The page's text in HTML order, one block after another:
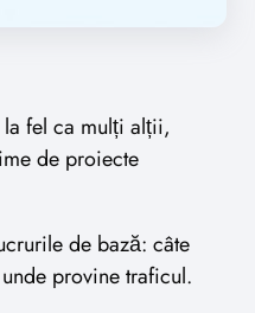
fel ca mulți alții,
de proiecte
de bază: câte
provine traficul.